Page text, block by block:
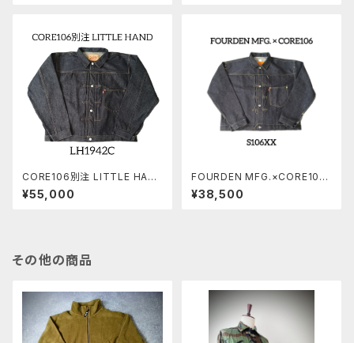
CORE106別注 LITTLE HAN
D LH1942C jacket
¥55,000
FOURDEN MFG.×CORE106
「S106XX」 15oz
¥38,500
その他の商品